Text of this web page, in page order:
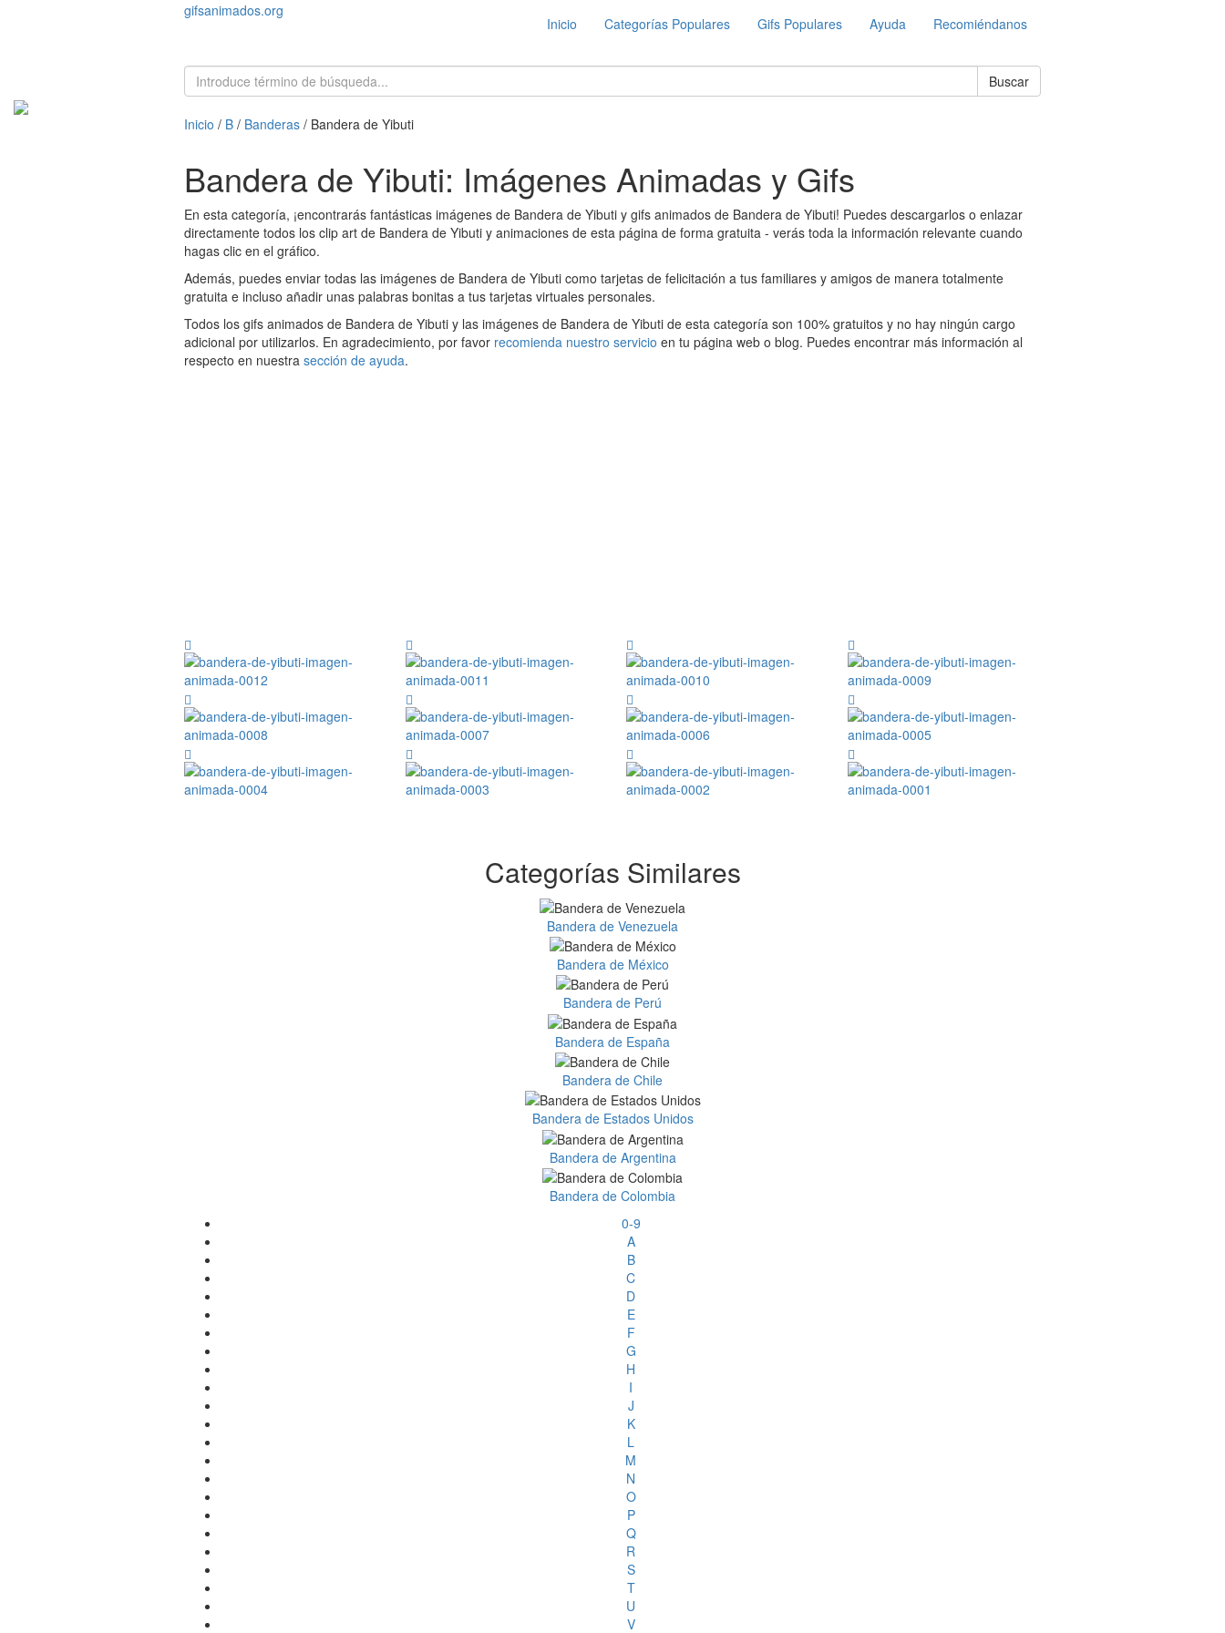
gifsanimados.org
Inicio Categorías Populares Gifs Populares Ayuda Recomiéndanos
Buscar
Inicio / B / Banderas / Bandera de Yibuti
Bandera de Yibuti: Imágenes Animadas y Gifs
En esta categoría, ¡encontrarás fantásticas imágenes de Bandera de Yibuti y gifs animados de Bandera de Yibuti! Puedes descargarlos o enlazar
directamente todos los clip art de Bandera de Yibuti y animaciones de esta página de forma gratuita - verás toda la información relevante cuando
hagas clic en el gráfico.
Además, puedes enviar todas las imágenes de Bandera de Yibuti como tarjetas de felicitación a tus familiares y amigos de manera totalmente
gratuita e incluso añadir unas palabras bonitas a tus tarjetas virtuales personales.
Todos los gifs animados de Bandera de Yibuti y las imágenes de Bandera de Yibuti de esta categoría son 100% gratuitos y no hay ningún cargo
adicional por utilizarlos. En agradecimiento, por favor recomienda nuestro servicio en tu página web o blog. Puedes encontrar más información al
respecto en nuestra sección de ayuda.
Categorías Similares
Bandera de Venezuela
Bandera de México
Bandera de Perú
Bandera de España
Bandera de Chile
Bandera de Estados Unidos
Bandera de Argentina
Bandera de Colombia
0-9
A
B
C
D
E
F
G
H
I
J
K
L
M
N
O
P
Q
R
S
T
U
V